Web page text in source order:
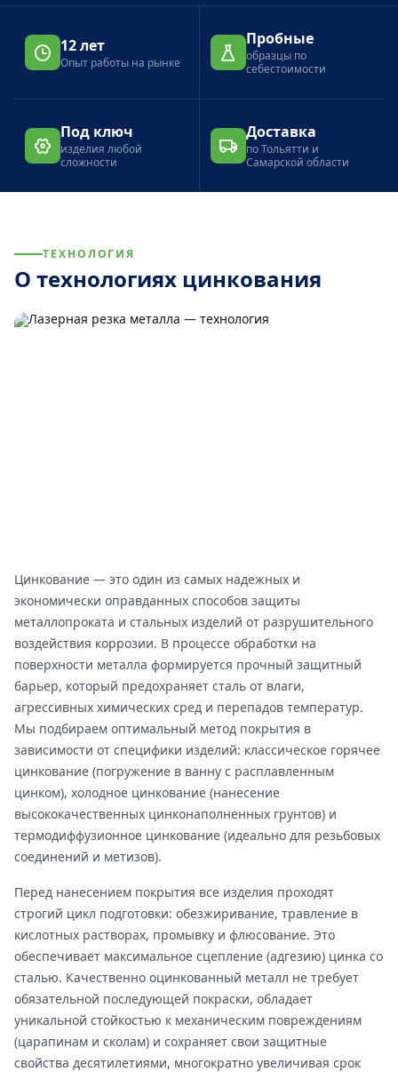
12 лет
Опыт работы на рынке
Пробные
образцы по
себестоимости
Под ключ
изделия любой
сложности
Доставка
по Тольятти и
Самарской области
ТЕХНОЛОГИЯ
О технологиях цинкования
Цинкование — это один из самых надежных и
экономически оправданных способов защиты
металлопроката и стальных изделий от разрушительного
воздействия коррозии. В процессе обработки на
поверхности металла формируется прочный защитный
барьер, который предохраняет сталь от влаги,
агрессивных химических сред и перепадов температур.
Мы подбираем оптимальный метод покрытия в
зависимости от специфики изделий: классическое горячее
цинкование (погружение в ванну с расплавленным
цинком), холодное цинкование (нанесение
высококачественных цинконаполненных грунтов) и
термодиффузионное цинкование (идеально для резьбовых
соединений и метизов).
Перед нанесением покрытия все изделия проходят
строгий цикл подготовки: обезжиривание, травление в
кислотных растворах, промывку и флюсование. Это
обеспечивает максимальное сцепление (адгезию) цинка со
сталью. Качественно оцинкованный металл не требует
обязательной последующей покраски, обладает
уникальной стойкостью к механическим повреждениям
(царапинам и сколам) и сохраняет свои защитные
свойства десятилетиями, многократно увеличивая срок